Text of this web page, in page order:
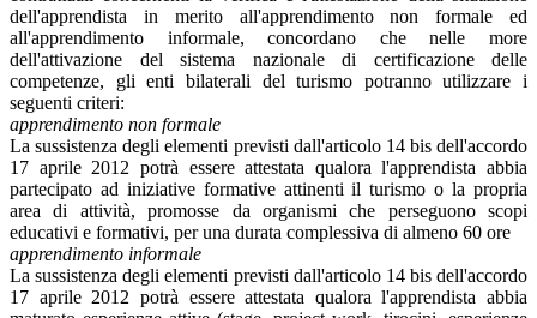
dell'apprendista in merito all'apprendimento non formale ed
all'apprendimento informale, concordano che nelle more
dell'attivazione del sistema nazionale di certificazione delle
competenze, gli enti bilaterali del turismo potranno utilizzare i
seguenti criteri:
apprendimento non formale
La sussistenza degli elementi previsti dall'articolo 14 bis dell'accordo
17 aprile 2012 potrà essere attestata qualora l'apprendista abbia
partecipato ad iniziative formative attinenti il turismo o la propria
area di attività, promosse da organismi che perseguono scopi
educativi e formativi, per una durata complessiva di almeno 60 ore
apprendimento informale
La sussistenza degli elementi previsti dall'articolo 14 bis dell'accordo
17 aprile 2012 potrà essere attestata qualora l'apprendista abbia